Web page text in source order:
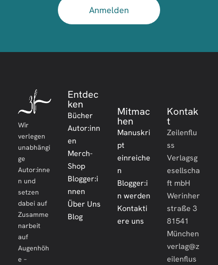
Anmelden
Wir
verlegen
unabhängi
ge
Autor:inne
n und
setzen
dabei auf
Zusamme
narbeit
auf
Augenhöh
e –
Entdec
ken
Bücher
Autor:inn
en
Merch-
Shop
Blogger:i
nnen
Über Uns
Blog
Mitmac
hen
Manuskri
pt
einreiche
n
Blogger:i
n werden
Kontakti
ere uns
Kontak
t
Zeilenflu
ss
Verlagsg
esellscha
ft mbH
Werinher
straße 3
81541
München
verlag@z
eilenflus